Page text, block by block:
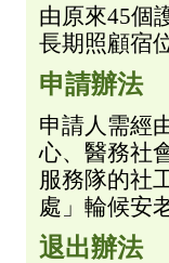
由原來45個
長期照顧宿
申請辦法
申請人需經
心、醫務社
服務隊的社
處」輪候安
退出辦法